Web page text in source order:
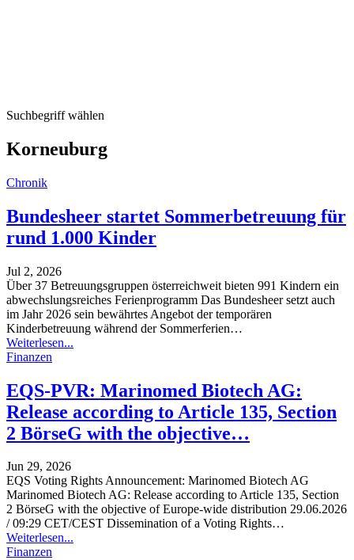
Suchbegriff wählen
Korneuburg
Chronik
Bundesheer startet Sommerbetreuung für
rund 1.000 Kinder
Jul 2, 2026
Über 37 Betreuungsgruppen österreichweit bieten 991 Kindern ein
abwechslungsreiches Ferienprogramm Das Bundesheer setzt auch
im Jahr 2026 sein bewährtes Angebot der temporären
Kinderbetreuung während der Sommerferien…
Weiterlesen...
Finanzen
EQS-PVR: Marinomed Biotech AG:
Release according to Article 135, Section
2 BörseG with the objective…
Jun 29, 2026
EQS Voting Rights Announcement: Marinomed Biotech AG
Marinomed Biotech AG: Release according to Article 135, Section
2 BörseG with the objective of Europe-wide distribution 29.06.2026
/ 09:29 CET/CEST Dissemination of a Voting Rights…
Weiterlesen...
Finanzen